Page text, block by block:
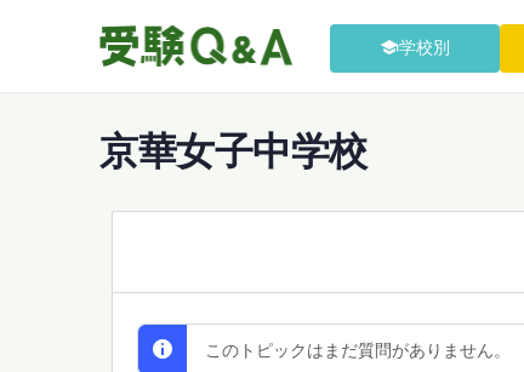
学校別
京華女子中学校
このトピックはまだ質問がありません。